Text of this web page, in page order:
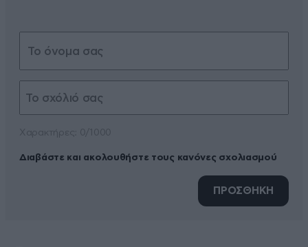
Διαβάστε και ακολουθήστε τους κανόνες σχολιασμού
ΠΡΟΣΘΗΚΗ